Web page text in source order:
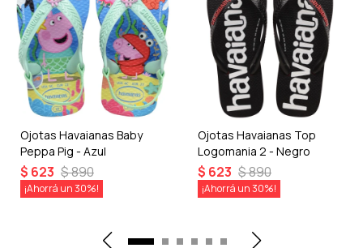
Ojotas Havaianas Baby
Peppa Pig - Azul
$ 623 $890
30
Ojotas Havaianas Top
Logomania 2 - Negro
$ 623 $890
30